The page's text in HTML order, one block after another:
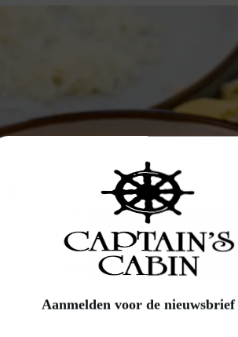
Aanmelden voor de nieuwsbrief